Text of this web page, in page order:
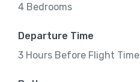
4 Bedrooms
Departure Time
3 Hours Before Flight Time